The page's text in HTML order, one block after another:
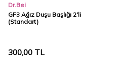
Dr.Bei
GF3 Ağız Duşu Başlığı 2'li
(Standart)
300,00 TL